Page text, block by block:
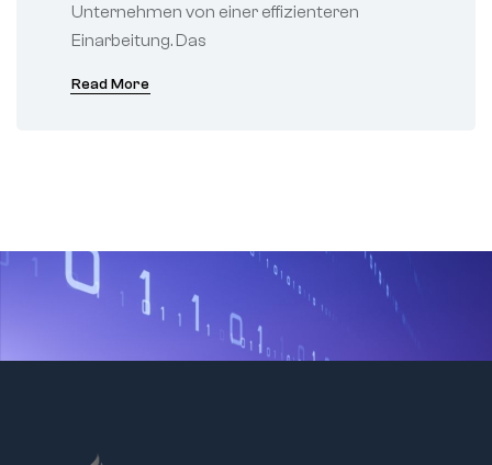
Unternehmen von einer effizienteren
Einarbeitung. Das
Read More